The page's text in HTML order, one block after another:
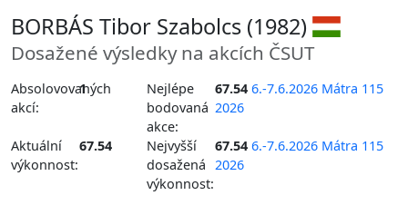
BORBÁS Tibor Szabolcs (1982)
Dosažené výsledky na akcích ČSUT
Absolovovaných
akcí:
1
Nejlépe
bodovaná
akce:
67.54 6.-7.6.2026 Mátra 115
2026
Aktuální
výkonnost:
67.54
Nejvyšší
dosažená
výkonnost:
67.54 6.-7.6.2026 Mátra 115
2026